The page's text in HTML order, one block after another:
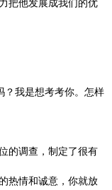
把他发展成我们的优
？我是想考考你。怎样
的调查，制定了很有
热情和诚意，你就放